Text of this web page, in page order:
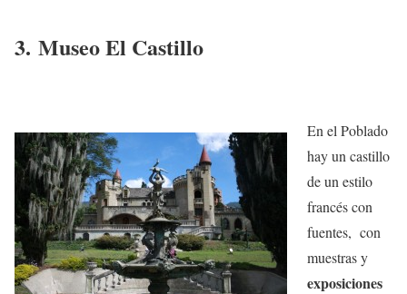
3. Museo El Castillo
En el Poblado
hay un castillo
de un estilo
francés con
fuentes, con
muestras y
exposiciones